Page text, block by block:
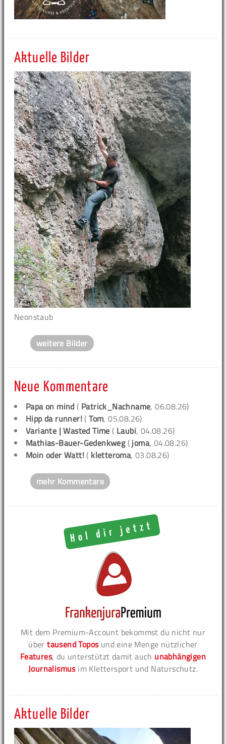
Aktuelle Bilder
Neonstaub
weitere Bilder
Neue Kommentare
Papa on mind ( Patrick_Nachname, 06.08.26)
Hipp da runner! (Tom, 05.08.26)
Variante | Wasted Time ( Laubi, 04.08.26)
Mathias-Bauer-Gedenkweg( joma, 04.08.26)
Moin oder Watt! ( kletteroma, 03.08.26)
mehr Kommentare
Mit dem Premium-Account bekommst du nicht nur
übertausend Toposund eine Menge nützlicher
Features, du unterstützt damit auch unabhängigen
Journalismusim Klettersport und Naturschutz.
Aktuelle Bilder